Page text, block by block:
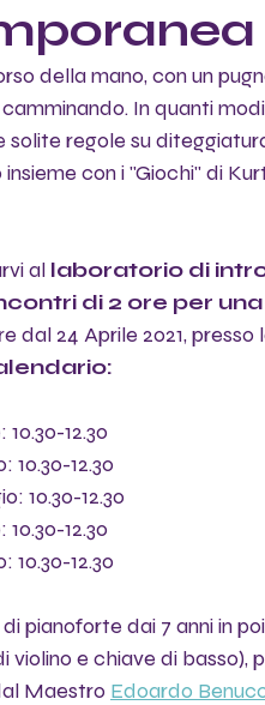
della mano, con un
In quanti
solite regole su
con i "Giochi" di
al laboratorio di
di 2 ore per
dal 24 Aprile 2021,
12.30
12.30
10.30-12.30
12.30
10.30-12.30
pianoforte dai 7 anni in
violino e chiave di basso),
Maestro Edoardo